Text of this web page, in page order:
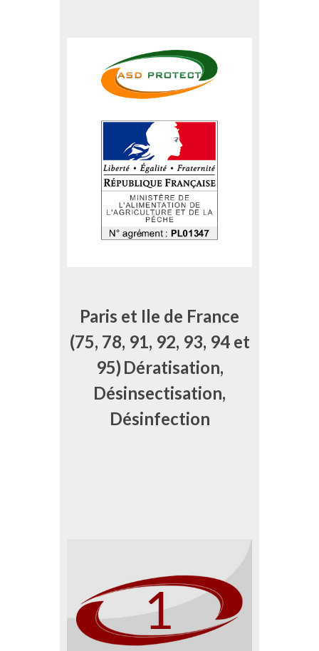
Paris et Ile de France
(75, 78, 91, 92, 93, 94 et
95) Dératisation,
Désinsectisation,
Désinfection